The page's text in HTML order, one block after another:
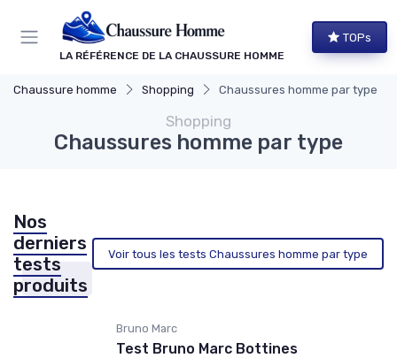
LA RÉFÉRENCE DE LA CHAUSSURE HOMME
TOPs
Chaussure homme Shopping Chaussures homme par type
Shopping
Chaussures homme par type
Nos
derniers
tests
produits
Voir tous les tests Chaussures homme par type
Bruno Marc
Test Bruno Marc Bottines
Panneau de gestion des cookies